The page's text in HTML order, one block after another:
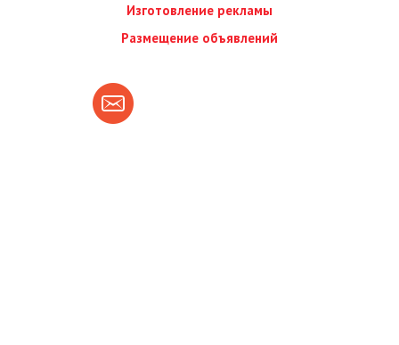
Изготовление рекламы
Размещение объявлений